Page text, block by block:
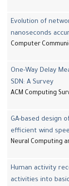
Evolution
Computer
One-Way
SDN: A
ACM
GA-based
efficient
Neural
Human
activities